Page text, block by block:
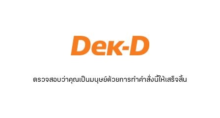
ตรวจสอบว่าคุณเป็นมนุษย์ด้วยการทำคำสั่งนี้ให้เสร็จสิ้น